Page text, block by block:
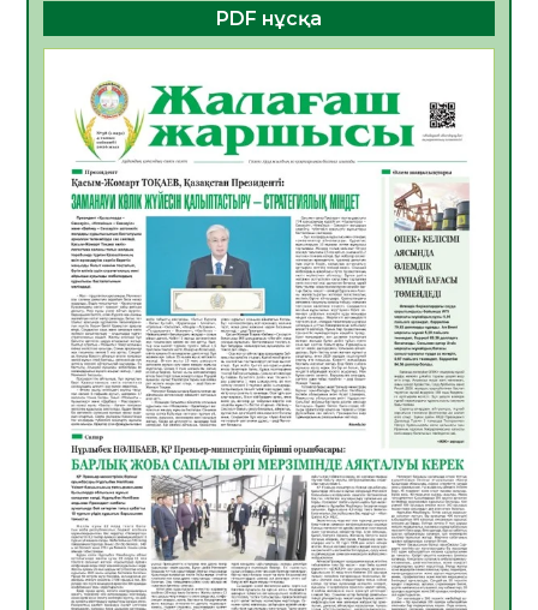
ҚҰРЫЛТАЙ САЙЛАУЫ – БОЛАШАҚҚА
06.08.2026
Инфекциялық ауруларға қарсы иммундау
жұмыстарының тиімділігі
06.08.2026
47
Көкжөтел ауруы туралы
06.08.2026
43
АПВ вакцинасы туралы мәлімет
06.08.2026
42
Open Air: Қызылорда облысы полиция
департаменті 20 мыңнан астам
көрерменнің қауіпсіздігін қамтамасыз етті
06.08.2026
56
ҚЫЗЫЛОРДАДА «САНАЛЫ ҰРПАҚ –
ЖАРҚЫН БОЛАШАҚ» АТТЫ КЕҢЕЙТІЛГЕН
МӘЖІЛІС ӨТТІ
05.08.2026
56
PDF нұсқа